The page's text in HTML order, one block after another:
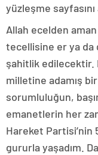
yüzleşme
Allah ecelden
tecellisine er ya da
şahitlik edilecektir.
milletine adamış
sorumluluğun,
emanetlerin her
Hareket Partisi’nin
gururla yaşadım.